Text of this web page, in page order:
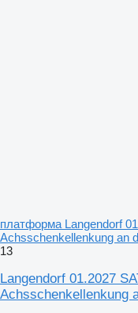
платформа Langendorf
Achsschenkellenkung an
13
Langendorf 01.2027
Achsschenkellenkung